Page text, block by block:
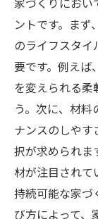
ントです。まず
のライフスタ
要です。例えば
を変えられる
う。次に、材
ナンスのしや
択が求められま
材が注目されて
持続可能な家づ
び方によって、